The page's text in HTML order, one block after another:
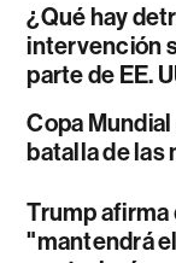
¿Qué hay
intervención
parte de EE.
Copa Mundial
batalla de las
Trump afirma
"mantendrá